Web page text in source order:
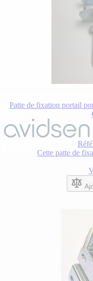
Patte de fixation portail
Cette patte de